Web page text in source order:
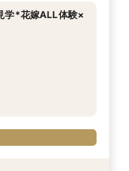
学*花嫁ALL体験×